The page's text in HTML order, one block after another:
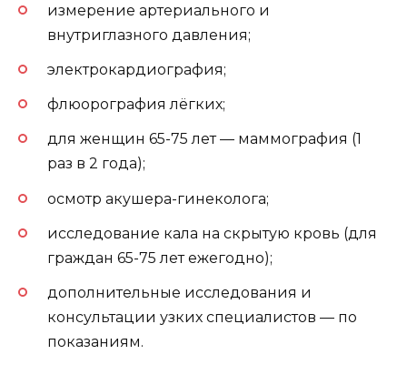
измерение артериального и
внутриглазного давления;
электрокардиография;
флюорография лёгких;
для женщин 65-75 лет — маммография (1
раз в 2 года);
осмотр акушера-гинеколога;
исследование кала на скрытую кровь (для
граждан 65-75 лет ежегодно);
дополнительные исследования и
консультации узких специалистов — по
показаниям.